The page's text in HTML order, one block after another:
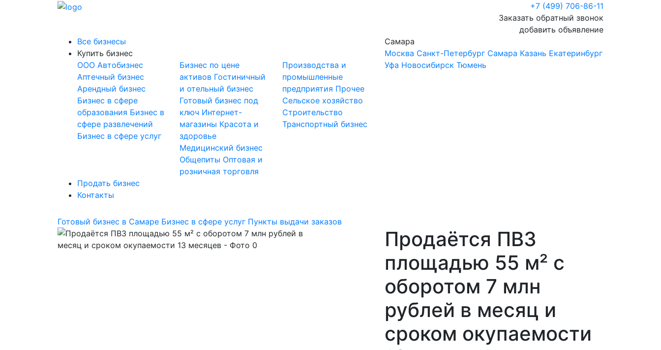
+7 (499) 706-86-11
Заказать обратный звонок
добавить объявление
Все бизнесы
Купить бизнес
OOO Автобизнес
Аптечный бизнес
Арендный бизнес
Бизнес в сфере
образования Бизнес в
сфере развлечений
Бизнес в сфере услуг
Бизнес по цене
активов Гостиничный
и отельный бизнес
Готовый бизнес под
ключ Интернет-
магазины Красота и
здоровье
Медицинский бизнес
Общепиты Оптовая и
розничная торговля
Производства и
промышленные
предприятия Прочее
Сельское хозяйство
Строительство
Транспортный бизнес
Продать бизнес
Контакты
Самара
Москва Санкт-Петербург Самара Казань Екатеринбург
Уфа Новосибирск Тюмень
Готовый бизнес в Самаре Бизнес в сфере услуг Пункты выдачи заказов
Продаётся ПВЗ
площадью 55 м² с
оборотом 7 млн
рублей в месяц и
сроком окупаемости